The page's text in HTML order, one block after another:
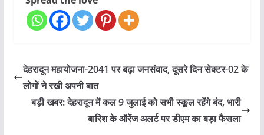
देहरादून महायोजना-2041 पर बढ़ा जनसंवाद, दूसरे दिन सेक्टर-02 के
लोगों ने रखी अपनी बात
बड़ी खबर: देहरादून में कल 9 जुलाई को सभी स्कूल रहेंगे बंद, भारी
बारिश के ऑरेंज अलर्ट पर डीएम का बड़ा फैसला